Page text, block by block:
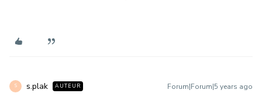
S s.plak AUTEUR Forum|Forum|5 years ago